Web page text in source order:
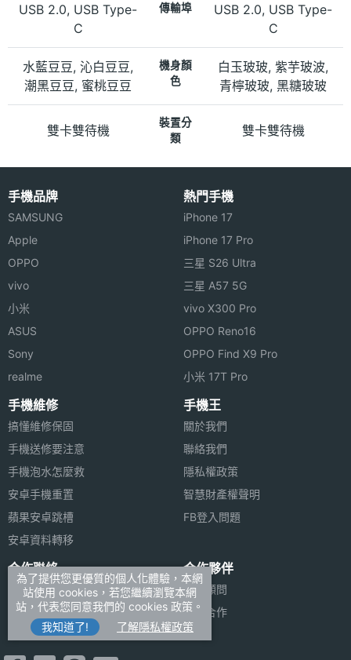
USB 2.0, USB Type-
C
傳輸埠
USB 2.0, USB Type-
C
水藍豆豆, 沁白豆豆,
潮黑豆豆, 蜜桃豆豆
機身顏
色
白玉玻玻, 紫芋玻波,
青檸玻玻, 黑糖玻玻
雙卡雙待機
裝置分
類
雙卡雙待機
手機品牌
SAMSUNG
Apple
OPPO
vivo
小米
ASUS
Sony
realme
熱門手機
iPhone 17
iPhone 17 Pro
三星 S26 Ultra
三星 A57 5G
vivo X300 Pro
OPPO Reno16
OPPO Find X9 Pro
小米 17T Pro
手機維修
搞懂維修保固
手機送修要注意
手機泡水怎麼救
安卓手機重置
蘋果安卓跳槽
安卓資料轉移
手機王
關於我們
聯絡我們
隱私權政策
智慧財產權聲明
FB登入問題
合作聯絡
廣告刊登
加入商店報價
新聞聯絡
合作夥伴
法律顧問
媒體合作
為了提供您更優質的個人化體驗，本網
站使用 cookies，若您繼續瀏覽本網
站，代表您同意我們的 cookies 政策。
我知道了!
了解隱私權政策